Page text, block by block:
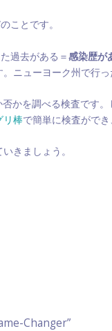
ことです。
過去がある＝感染歴が
ニューヨーク州で行
かを調べる検査です
リ棒で簡単に検査がで
きましょう。
Changer”